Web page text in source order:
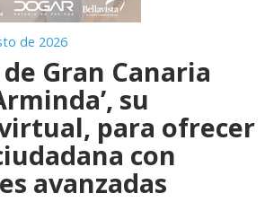
de 2026
Gran Canaria
su
para ofrecer
con
avanzadas